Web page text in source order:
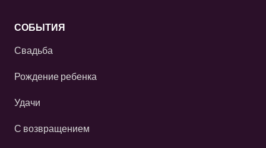
СОБЫТИЯ
Свадьба
Рождение ребенка
Удачи
С возвращением